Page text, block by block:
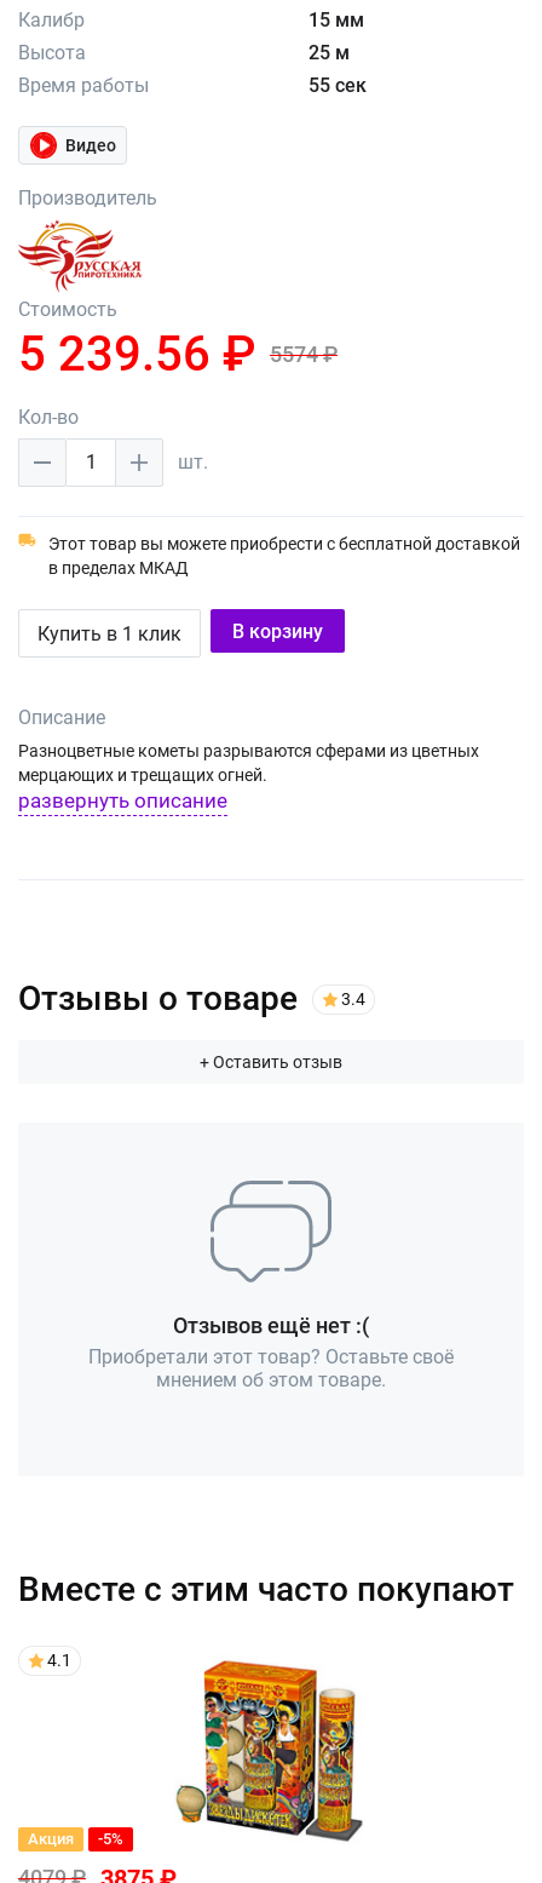
Калибр
15 мм
Высота
25 м
Время работы
55 сек
Видео
Производитель
Стоимость
5 239.56 ₽ 5574 ₽
Кол-во
1
шт.
Этот товар вы можете приобрести с бесплатной доставкой
в пределах МКАД
Купить в 1 клик В корзину
Описание
Разноцветные кометы разрываются сферами из цветных
мерцающих и трещащих огней.
развернуть описание
Отзывы о товаре 3.4
+ Оставить отзыв
Отзывов ещё нет :(
Приобретали этот товар? Оставьте своё
мнением об этом товаре.
Вместе с этим часто покупают
4.1
Акция -5%
4079 ₽